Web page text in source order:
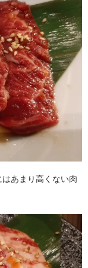
あまり高くない肉